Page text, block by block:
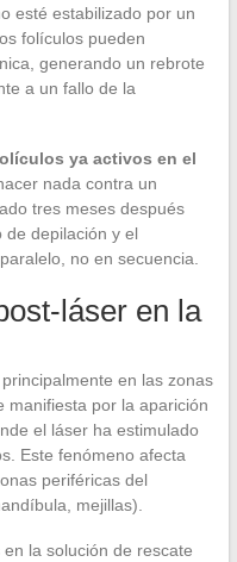
esté estabilizado por un
folículos pueden
generando un rebrote
a un fallo de la
ya activos en el
nada contra un
tres meses después
de depilación y el
no en secuencia.
láser en la
en las zonas
manifiesta por la aparición
el láser ha estimulado
Este fenómeno afecta
periféricas del
mejillas).
la solución de rescate